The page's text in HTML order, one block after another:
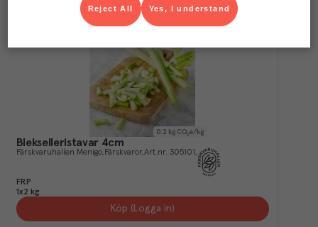
0.2 kg CO₂e/kg
Blekselleristavar 4cm
Färskvaruhallen Menigo Färskvaror Art.nr. 305101
FRP
1x2 kg
Köp (Logga in)
Yes, I understand
Reject All